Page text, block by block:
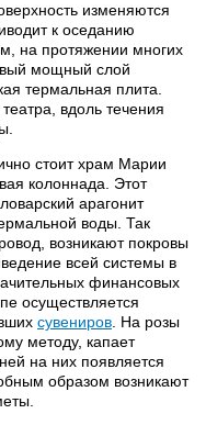
изменяются
к оседанию
на протяжении многих
мощный слой
термальная плита.
вдоль течения
стоит храм Марии
колоннада. Этот
арагонит
воды. Так
возникают покровы
всей системы в
финансовых
осуществляется
сувениров . На розы
методу, капает
на них появляется
образом возникают